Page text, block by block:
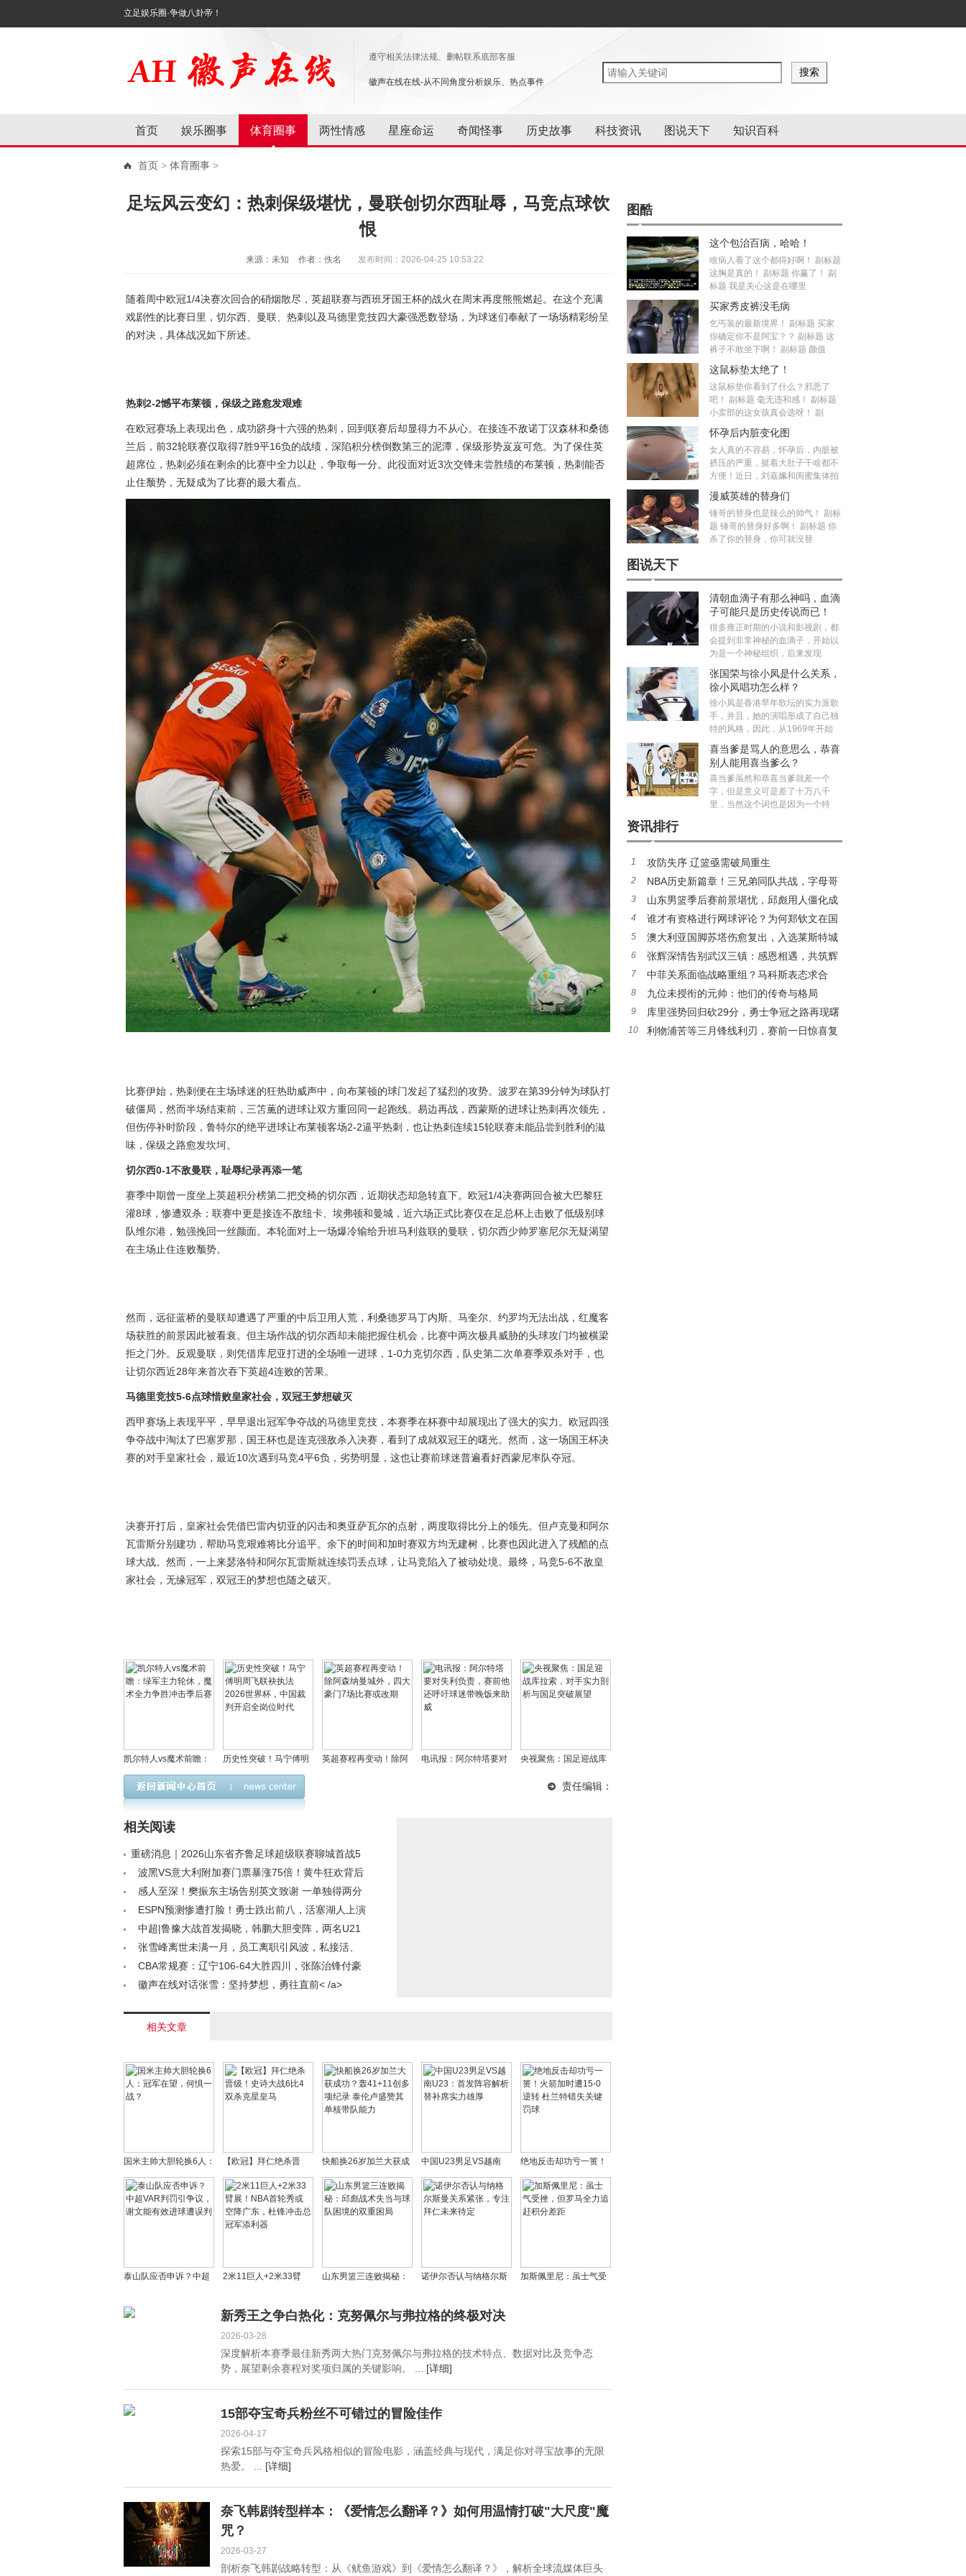
立足娱乐圈·争做八卦帝！
遵守相关法律法规、删帖联系底部客服
徽声在线在线-从不同角度分析娱乐、热点事件
首页 娱乐圈事 体育圈事 两性情感 星座命运 奇闻怪事 历史故事 科技资讯 图说天下 知识百科
首页 > 体育圈事 >
足坛风云变幻：热刺保级堪忧，曼联创切尔西耻辱，马竞点球饮
恨
来源：未知 作者：佚名 发布时间：2026-04-25 10:53:22
随着周中欧冠1/4决赛次回合的硝烟散尽，英超联赛与西班牙国王杯的战火在周末再度熊熊燃起。在这个充满
戏剧性的比赛日里，切尔西、曼联、热刺以及马德里竞技四大豪强悉数登场，为球迷们奉献了一场场精彩纷呈
的对决，具体战况如下所述。
热刺2-2憾平布莱顿，保级之路愈发艰难
在欧冠赛场上表现出色，成功跻身十六强的热刺，回到联赛后却显得力不从心。在接连不敌诺丁汉森林和桑德
兰后，前32轮联赛仅取得7胜9平16负的战绩，深陷积分榜倒数第三的泥潭，保级形势岌岌可危。为了保住英
超席位，热刺必须在剩余的比赛中全力以赴，争取每一分。此役面对近3次交锋未尝胜绩的布莱顿，热刺能否
止住颓势，无疑成为了比赛的最大看点。
比赛伊始，热刺便在主场球迷的狂热助威声中，向布莱顿的球门发起了猛烈的攻势。波罗在第39分钟为球队打
破僵局，然而半场结束前，三笘薫的进球让双方重回同一起跑线。易边再战，西蒙斯的进球让热刺再次领先，
但伤停补时阶段，鲁特尔的绝平进球让布莱顿客场2-2逼平热刺，也让热刺连续15轮联赛未能品尝到胜利的滋
味，保级之路愈发坎坷。
切尔西0-1不敌曼联，耻辱纪录再添一笔
赛季中期曾一度坐上英超积分榜第二把交椅的切尔西，近期状态却急转直下。欧冠1/4决赛两回合被大巴黎狂
灌8球，惨遭双杀；联赛中更是接连不敌纽卡、埃弗顿和曼城，近六场正式比赛仅在足总杯上击败了低级别球
队维尔港，勉强挽回一丝颜面。本轮面对上一场爆冷输给升班马利兹联的曼联，切尔西少帅罗塞尼尔无疑渴望
在主场止住连败颓势。
然而，远征蓝桥的曼联却遭遇了严重的中后卫用人荒，利桑德罗马丁内斯、马奎尔、约罗均无法出战，红魔客
场获胜的前景因此被看衰。但主场作战的切尔西却未能把握住机会，比赛中两次极具威胁的头球攻门均被横梁
拒之门外。反观曼联，则凭借库尼亚打进的全场唯一进球，1-0力克切尔西，队史第二次单赛季双杀对手，也
让切尔西近28年来首次吞下英超4连败的苦果。
马德里竞技5-6点球惜败皇家社会，双冠王梦想破灭
西甲赛场上表现平平，早早退出冠军争夺战的马德里竞技，本赛季在杯赛中却展现出了强大的实力。欧冠四强
争夺战中淘汰了巴塞罗那，国王杯也是连克强敌杀入决赛，看到了成就双冠王的曙光。然而，这一场国王杯决
赛的对手皇家社会，最近10次遇到马竞4平6负，劣势明显，这也让赛前球迷普遍看好西蒙尼率队夺冠。
决赛开打后，皇家社会凭借巴雷内切亚的闪击和奥亚萨瓦尔的点射，两度取得比分上的领先。但卢克曼和阿尔
瓦雷斯分别建功，帮助马竞艰难将比分追平。余下的时间和加时赛双方均无建树，比赛也因此进入了残酷的点
球大战。然而，一上来瑟洛特和阿尔瓦雷斯就连续罚丢点球，让马竞陷入了被动处境。最终，马竞5-6不敌皇
家社会，无缘冠军，双冠王的梦想也随之破灭。
凯尔特人vs魔术前瞻：
绿军主力轮休，魔术全
力争胜冲击季后赛
历史性突破！马宁傅明
周飞联袂执法2026世界
杯，中国裁判开启全岗
英超赛程再变动！除阿
电讯报：阿尔特塔要对
央视聚焦：国足迎战库
国足突破展望
责任编辑：
相关阅读
重磅消息｜2026山东省齐鲁足球超级联赛聊城首战5
月4日激情开踢< /a>
波黑VS意大利附加赛门票暴涨75倍！黄牛狂欢背后
暗藏足坛变局< /a>
感人至深！樊振东主场告别英文致谢 一单独得两分
球迷合唱《朋友》全场沸腾< /a>
ESPN预测惨遭打脸！勇士跌出前八，活塞湖人上演
逆袭神话< /a>
中超|鲁豫大战首发揭晓，韩鹏大胆变阵，两名U21
新星闪耀登场< /a>
张雪峰离世未满一月，员工离职引风波，私接活、
账号私密引热议< /a>
CBA常规赛：辽宁106-64大胜四川，张陈治锋付豪
联手发威< /a>
徽声在线对话张雪：坚持梦想，勇往直前< /a>
相关文章
国米主帅大胆轮换6人：
冠军在望，何惧一战？
【欧冠】拜仁绝杀晋
级！史诗大战6比4双杀
克星皇马
快船换26岁加兰大获成
功？轰41+11创多项纪
录 泰伦卢盛赞其单核带
队能力
中国U23男足VS越南
U23：首发阵容解析 替
补席实力雄厚
绝地反击却功亏一篑！
火箭加时遭15-0逆转 杜
兰特错失关键罚球
泰山队应否申诉？中超
能有效进球遭误判
2米11巨人+2米33臂
广东，杜锋冲击总冠军
添利器
山东男篮三连败揭秘：
境的双重困局
诺伊尔否认与纳格尔斯
未来待定
加斯佩里尼：虽士气受
新秀王之争白热化：克努佩尔与弗拉格的终极对决
2026-03-28
深度解析本赛季最佳新秀两大热门克努佩尔与弗拉格的技术特点、数据对比及竞争态
势，展望剩余赛程对奖项归属的关键影响。 ... [详细]
15部夺宝奇兵粉丝不可错过的冒险佳作
2026-04-17
探索15部与夺宝奇兵风格相似的冒险电影，涵盖经典与现代，满足你对寻宝故事的无限
热爱。 ... [详细]
奈飞韩剧转型样本：《爱情怎么翻译？》如何用温情打破"大尺度"魔
咒？
2026-03-27
剖析奈飞韩剧战略转型：从《鱿鱼游戏》到《爱情怎么翻译？》，解析全球流媒体巨头
图酷
这个包治百病，哈哈！
啥病人看了这个都得好啊！ 副标题
这胸是真的！ 副标题 你赢了！ 副
标题 我是关心这是在哪里
买家秀皮裤没毛病
乞丐装的最新境界！ 副标题 买家
你确定你不是阿宝？？ 副标题 这
裤子不敢坐下啊！ 副标题 颜值
这鼠标垫太绝了！
这鼠标垫你看到了什么？邪恶了
吧！ 副标题 毫无违和感！ 副标题
小卖部的这女孩真会选呀！ 副
怀孕后内脏变化图
女人真的不容易，怀孕后，内脏被
挤压的严重，挺着大肚子干啥都不
方便！近日，刘嘉姵和闺蜜集体拍
漫威英雄的替身们
锤哥的替身也是辣么的帅气！ 副标
题 锤哥的替身好多啊！ 副标题 你
杀了你的替身，你可就没替
图说天下
清朝血滴子有那么神吗，血滴
子可能只是历史传说而已！
很多雍正时期的小说和影视剧，都
会提到非常神秘的血滴子，开始以
为是一个神秘组织，后来发现
张国荣与徐小凤是什么关系，
徐小凤唱功怎么样？
徐小凤是香港早年歌坛的实力派歌
手，并且，她的演唱形成了自己独
特的风格，因此，从1969年开始
喜当爹是骂人的意思么，恭喜
别人能用喜当爹么？
喜当爹虽然和恭喜当爹就差一个
字，但是意义可是差了十万八千
里，当然这个词也是因为一个特
资讯排行
1 攻防失序 辽篮亟需破局重生
2
NBA历史新篇章！三兄弟同队共战，字母哥
续约风波再起
3
山东男篮季后赛前景堪忧，邱彪用人僵化成
最大障碍
4
谁才有资格进行网球评论？为何郑钦文在国
内成为敏感话题？
5
澳大利亚国脚苏塔伤愈复出，入选莱斯特城
比赛名单引关注
6
张辉深情告别武汉三镇：感恩相遇，共筑辉
煌旅程
7
中菲关系面临战略重组？马科斯表态求合
作，中方划出明确红线
8 九位未授衔的元帅：他们的传奇与格局
9
库里强势回归砍29分，勇士争冠之路再现曙
光
10
利物浦苦等三月锋线利刃，赛前一日惊喜复